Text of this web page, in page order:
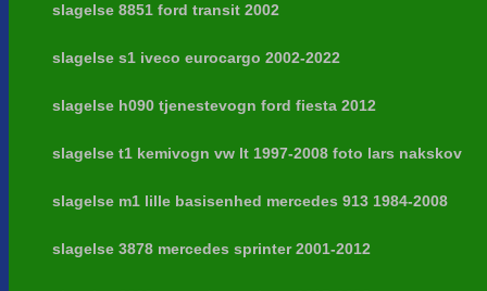
slagelse 8851 ford transit 2002
slagelse s1 iveco eurocargo 2002-2022
slagelse h090 tjenestevogn ford fiesta 2012
slagelse t1 kemivogn vw lt 1997-2008 foto lars nakskov
slagelse m1 lille basisenhed mercedes 913 1984-2008
slagelse 3878 mercedes sprinter 2001-2012